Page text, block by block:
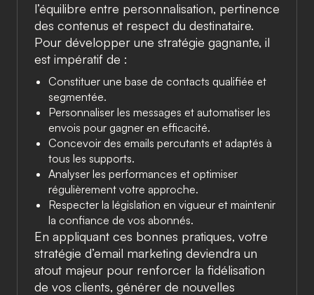
l’équilibre entre personnalisation, pertinence
des contenus et respect du destinataire.
Pour développer une stratégie gagnante, il
est impératif de :
Constituer une base de contacts qualifiée et
segmentée.
Personnaliser les messages et automatiser les
envois pour gagner en efficacité.
Concevoir des emails percutants et adaptés à
tous les supports.
Analyser les performances et optimiser
régulièrement votre approche.
Respecter la législation en vigueur et maintenir
la confiance de vos abonnés.
En appliquant ces bonnes pratiques, votre
stratégie d’email marketing deviendra un
atout majeur pour renforcer la fidélisation
de vos clients, générer de nouvelles